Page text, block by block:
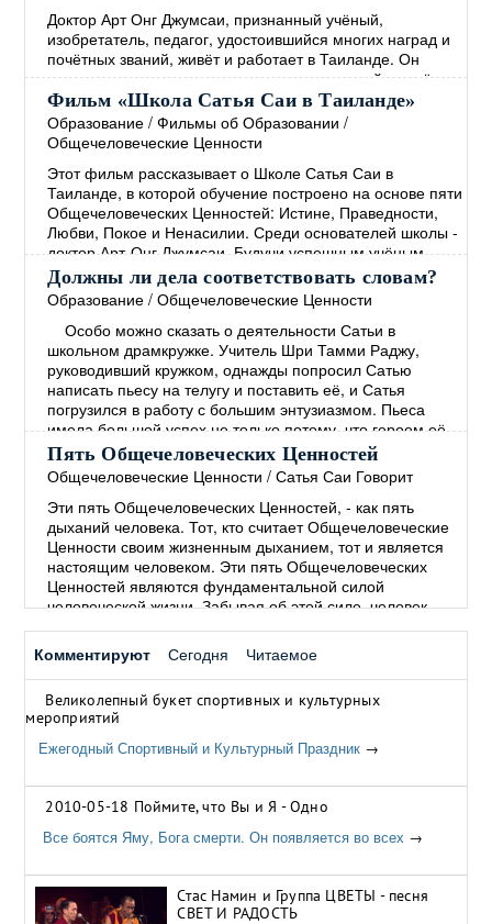
Доктор Арт Онг Джумсаи, признанный учёный,
изобретатель, педагог, удостоившийся многих наград и
почётных званий, живёт и работает в Таиланде. Он
является создателем и директором известной во всём
мире школы Сатья Саи, основанной на
Общечеловеческих Ценностях. В своём выступлении,
которое проходило в Сингапуре в 2013 году, доктор Арт
Онг Джумсаи рассказывает о том, как интегрировать
Общечеловеческие Ценности в образование, а также о
жизни школы и опыте её→
Фильм «Школа Сатья Саи в Таиланде»
Образование /Фильмы об Образовании /
Общечеловеческие Ценности
Этот фильм рассказывает о Школе Сатья Саи в
Таиланде, в которой обучение построено на основе пяти
Общечеловеческих Ценностей: Истине, Праведности,
Любви, Покое и Ненасилии. Среди основателей школы -
доктор Арт-Онг Джумсаи. Будучи успешным учёным,
политиком и общественным деятелем, доктор Джумсаи
является директором этой школы на протяжении более
20 лет. Вся жизнь школы, начиная с
общеобразовательной программы и заканчивая
финансированием, основана на→
Должны ли дела соответствовать словам?
Образование /Общечеловеческие Ценности
Особо можно сказать о деятельности Сатьи в
школьном драмкружке. Учитель Шри Тамми Раджу,
руководивший кружком, однажды попросил Сатью
написать пьесу на телугу и поставить её, и Сатья
погрузился в работу с большим энтузиазмом. Пьеса
имела большой успех не только потому, что героем её
был мальчик, которого играл Сам Сатья, но, главным
образом, потому, что её темой был извечный
человеческий грех – лицемерие, состоящее в том, что
"человек →
Пять Общечеловеческих Ценностей
Общечеловеческие Ценности /Сатья Саи Говорит
Эти пять Общечеловеческих Ценностей, - как пять
дыханий человека. Тот, кто считает Общечеловеческие
Ценности своим жизненным дыханием, тот и является
настоящим человеком. Эти пять Общечеловеческих
Ценностей являются фундаментальной силой
человеческой жизни. Забывая об этой силе, человек
начинает полагаться на силы мирские. В древние
времена люди понимали, что пять Общечеловеческих
Ценностей необходимы для Покоя и процветания во
всём мире. Мы не→
Комментируют Сегодня Читаемое
Великолепный букет спортивных и культурных
мероприятий
Ежегодный Спортивный и Культурный Праздник →
2010-05-18 Поймите, что Вы и Я - Одно
Все боятся Яму, Бога смерти. Он появляется во всех →
Стас Намин и Группа ЦВЕТЫ - песня
СВЕТ И РАДОСТЬ